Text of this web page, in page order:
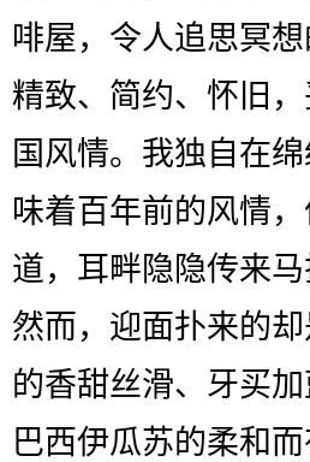
啡屋，令人追思冥
精致、简约、怀旧
国风情。我独自在
味着百年前的风情
道，耳畔隐隐传来
然而，迎面扑来的
的香甜丝滑、牙买
巴西伊瓜苏的柔和